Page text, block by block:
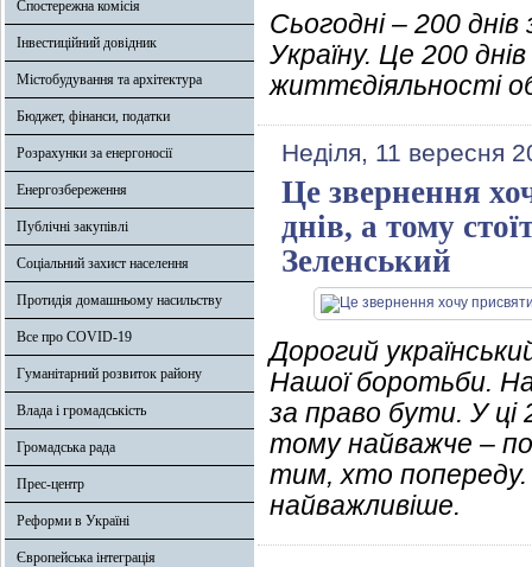
Спостережна комісія
Інвестиційний довідник
Містобудування та архітектура
Бюджет, фінанси, податки
Розрахунки за енергоносії
Енергозбереження
Публічні закупівлі
Соціальний захист населення
Протидія домашньому насильству
Все про COVID-19
Гуманітарний розвиток району
Влада і громадськість
Громадська рада
Прес-центр
Реформи в Україні
Європейська інтеграція
Сьогодні – 200
Україну. Це 200
життєдіяльності
Неділя, 11 вересня
Це звернення
днів, а тому
Зеленський
Дорогий
Нашої боротьби.
за право бути. У ці
тому найважче –
тим, хто попереду.
найважливіше.